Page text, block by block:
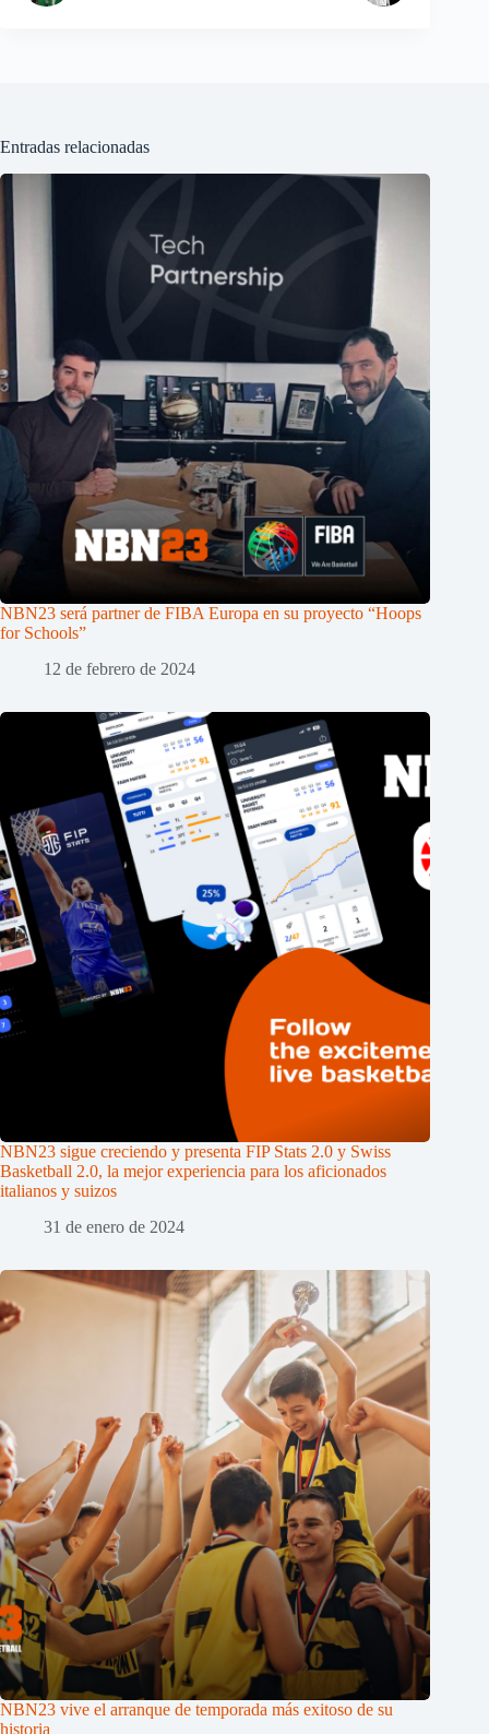
Entradas relacionadas
NBN23 será partner de FIBA Europa en su proyecto “Hoops
for Schools”
12 de febrero de 2024
NBN23 sigue creciendo y presenta FIP Stats 2.0 y Swiss
Basketball 2.0, la mejor experiencia para los aficionados
italianos y suizos
31 de enero de 2024
NBN23 vive el arranque de temporada más exitoso de su
historia